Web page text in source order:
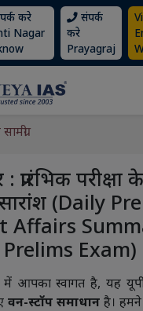
करे
Nagar
संपर्क
करे
Prayagraj
: प्रारंभिक
(Daily Pre
Affairs
Prelims Exam)
आपका स्वागत है, यह
वन-स्टॉप समाधान है।